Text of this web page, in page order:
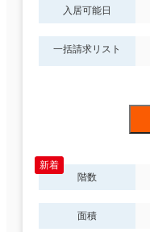
入居可能日
一括請求リスト
階数
面積